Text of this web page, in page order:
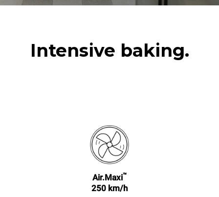
Intensive baking.
Air.Maxi™
250 km/h